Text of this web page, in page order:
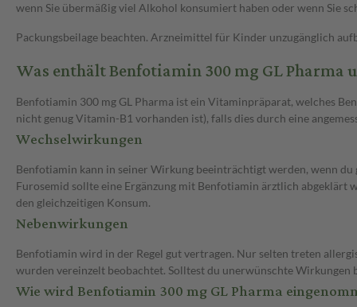
wenn Sie übermäßig viel Alkohol konsumiert haben oder wenn Sie
Packungsbeilage beachten. Arzneimittel für Kinder unzugänglich
Was enthält Benfotiamin 300 mg GL Pharma
Benfotiamin 300 mg GL Pharma ist ein Vitaminpräparat, welches
nicht genug Vitamin-B1 vorhanden ist), falls dies durch eine
Wechselwirkungen
Benfotiamin kann in seiner Wirkung beeinträchtigt werden, wenn
Furosemid sollte eine Ergänzung mit Benfotiamin ärztlich abgeklärt
den gleichzeitigen Konsum.
Nebenwirkungen
Benfotiamin wird in der Regel gut vertragen. Nur selten treten
wurden vereinzelt beobachtet. Solltest du unerwünschte Wirkungen
Wie wird Benfotiamin 300 mg GL Pharma